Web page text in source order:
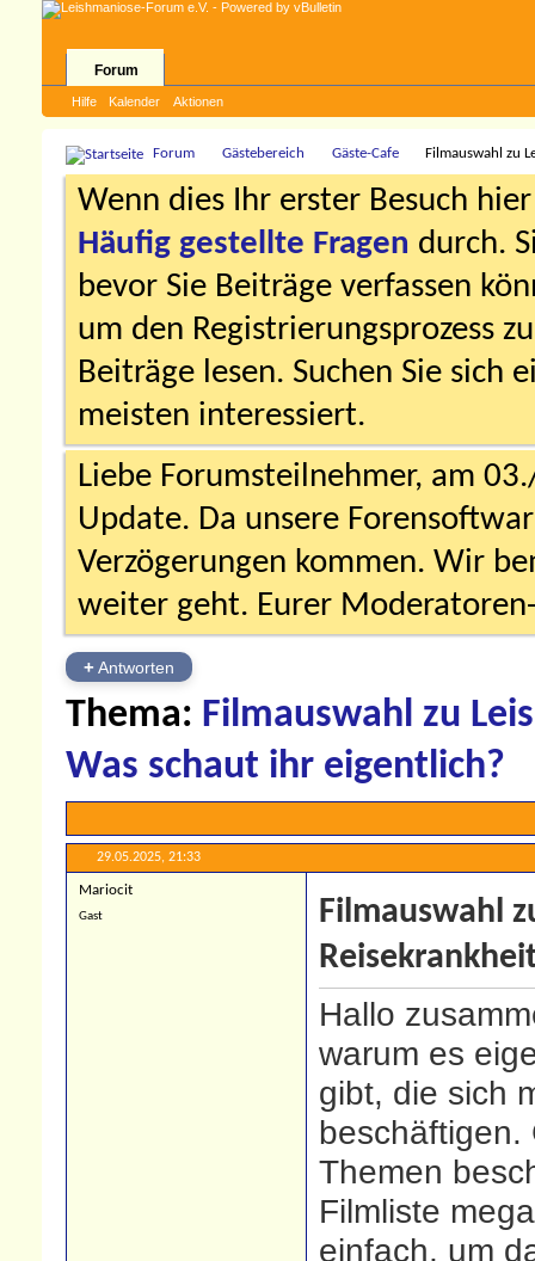
Forum
Hilfe Kalender Aktionen
Forum Gästebereich Gäste-Cafe Filmauswahl zu
Wenn dies Ihr erster Besuch
Häufig gestellte Fragen durch.
bevor Sie Beiträge verfassen
um den Registrierungsprozess
Beiträge lesen. Suchen Sie sich
meisten interessiert.
Liebe Forumsteilnehmer, am
Update. Da unsere
Verzögerungen kommen. Wir
weiter geht. Eurer
+Antworten
Thema: Filmauswahl zu
Was schaut ihr eigentlich?
29.05.2025, 21:33
Mariocit
Gast
Filmauswahl
Hallo
warum es
gibt, die sich
beschäftigen.
Themen
Filmliste
einfach, um